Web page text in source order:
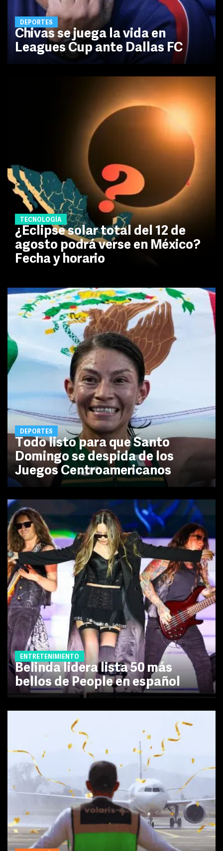
DEPORTES
Chivas se juega la vida en
Leagues Cup ante Dallas FC
TECNOLOGÍA
¿Eclipse solar total del 12 de
agosto podrá verse en México?
Fecha y horario
DEPORTES
Todo listo para que Santo
Domingo se despida de los
Juegos Centroamericanos
ENTRETENIMIENTO
Belinda lidera lista 50 más
bellos de People en español